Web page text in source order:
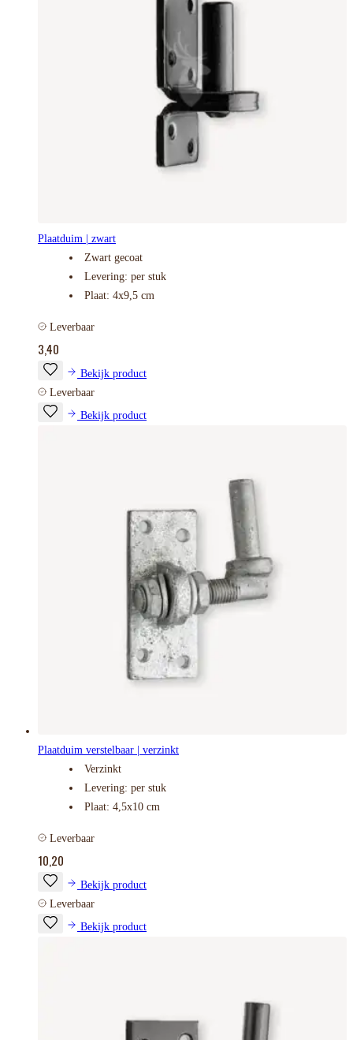
Plaatduim | zwart
Zwart gecoat
Levering: per stuk
Plaat: 4x9,5 cm
Leverbaar
3,40
Bekijk product
Leverbaar
Bekijk product
Plaatduim verstelbaar | verzinkt
Verzinkt
Levering: per stuk
Plaat: 4,5x10 cm
Leverbaar
10,20
Bekijk product
Leverbaar
Bekijk product